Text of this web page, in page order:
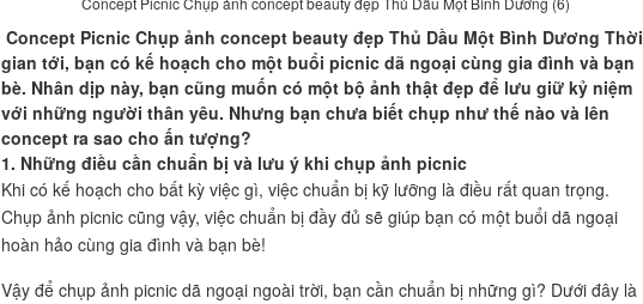
Concept Picnic Chụp ảnh concept beauty đẹp Thủ Dầu Một Bình Dương Thời
gian tới, bạn có kế hoạch cho một buổi picnic dã ngoại cùng gia đình và bạn
bè. Nhân dịp này, bạn cũng muốn có một bộ ảnh thật đẹp để lưu giữ kỷ niệm
với những người thân yêu. Nhưng bạn chưa biết chụp như thế nào và lên
concept ra sao cho ấn tượng?
1. Những điều cần chuẩn bị và lưu ý khi chụp ảnh picnic
Khi có kế hoạch cho bất kỳ việc gì, việc chuẩn bị kỹ lưỡng là điều rất quan trọng.
Chụp ảnh picnic cũng vậy, việc chuẩn bị đầy đủ sẽ giúp bạn có một buổi dã ngoại
hoàn hảo cùng gia đình và bạn bè!
Vậy để chụp ảnh picnic dã ngoại ngoài trời, bạn cần chuẩn bị những gì? Dưới đây là